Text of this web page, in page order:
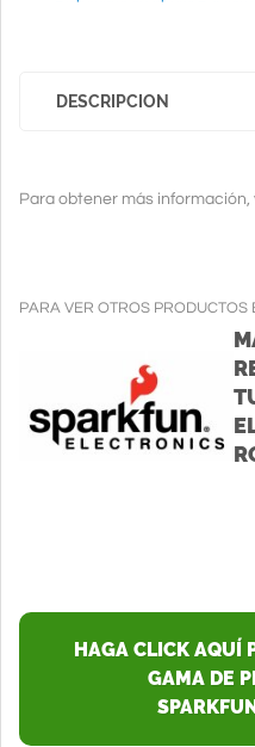
DESCRIPCION
Para obtener más información,
PARA VER OTROS PRODUCTOS
HAGA CLICK AQUÍ
GAMA DE